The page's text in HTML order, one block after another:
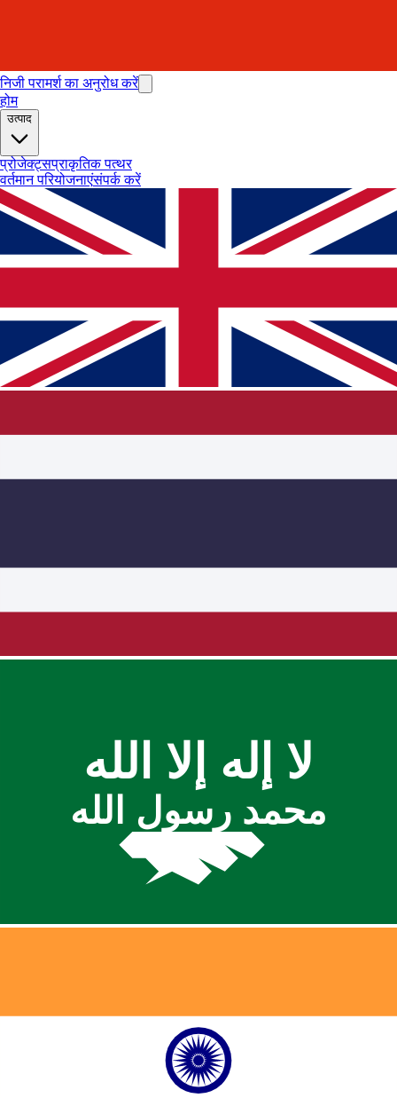
निजी परामर्श का अनुरोध करें
होम
उत्पाद
प्रोजेक्ट्सप्राकृतिक पत्थर
वर्तमान परियोजनाएंसंपर्क करें